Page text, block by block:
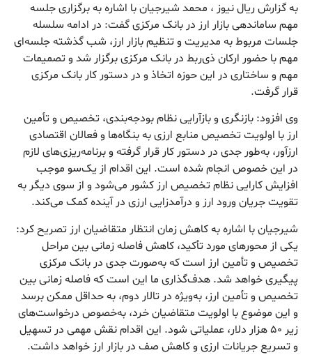
به گزارش ریال نیوز ، محمد شیرجیان با اشاره به برگزاری جلسه
مهم ساماندهی بازار ارز در بانک مرکزی گفت: در ادامه سلسله
جلسات مربوط به مدیریت و تنظیم بازار ارز، شب گذشته جلسه‌ای
مهم با حضور ارکان ذی‌ربط در بانک مرکزی برگزار شد و تصمیمات
مهم و ساختاری در این حوزه اتخاذ و در دستور کار بانک مرکزی
قرار گرفت.
وی افزود: بازنگری و بازآرایی نظام بودجه‌بندی، تخصیص و تأمین
ارز با اولویت تخصیص منابع ارزی به بنگاه‌ها و فعالان اقتصادی
ارزآور، به‌طور جدی در دستور کار قرار گرفته و برنامه‌ریزی‌های لازم
در این خصوص انجام شده است. این اقدام از یک‌سو موجب
افزایش کارایی نظام تخصیص ارز کشور می‌شود و از سوی دیگر به
تقویت جریان ورود ارز و درآمدزایی ارزی در آینده کمک می‌کند.
شیرجیان با اشاره به کاهش زمان انتظار متقاضیان ارز تصریح کرد:
یکی از محورهای مورد تأکید، کاهش فاصله زمانی بین مراحل
تخصیص و تأمین ارز است که به‌صورت جدی در بانک مرکزی
پیگیری خواهد شد. هدف‌گذاری ما این است که فاصله زمانی بین
تخصیص و تأمین ارز، به‌ویژه در تالار دوم، به حداقل ممکن برسد
و این موضوع با اولویت متقاضیان خرد، به‌خصوص درخواست‌های
زیر ۵۰ هزار دلار، عملیاتی شود. این اقدام نقش مهمی در تسهیل
و تسریع جریانات ارزی و کاهش صف در بازار ارز خواهد داشت.